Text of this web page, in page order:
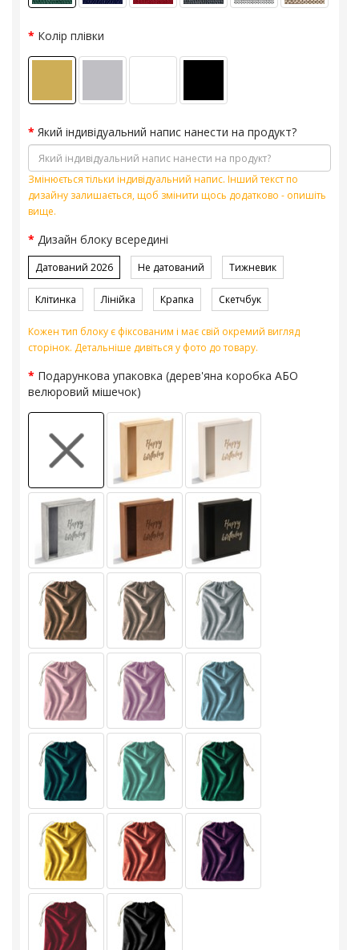
Колір плівки
Який індивідуальний напис нанести на продукт?
Змінюється тільки індивідуальний напис. Інший текст по
дизайну залишається, щоб змінити щось додатково - опишіть
вище.
Дизайн блоку всередині
Датований 2026 Не датований Тижневик
Клітинка Лінійка Крапка Скетчбук
Кожен тип блоку є фіксованим і має свій окремий вигляд
сторінок. Детальніше дивіться у фото до товару.
Подарункова упаковка (дерев'яна коробка АБО
велюровий мішечок)